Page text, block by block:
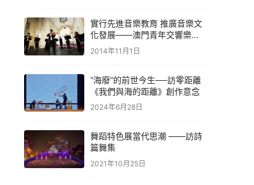
實行先進音樂教育 推廣音樂文
化發展——澳門青年交響樂團
協會
2014年11月1日
“海廢”的前世今生──訪零距離
《我們與海的距離》創作意念
2024年6月28日
舞蹈特色展當代思潮 ——訪詩
篇舞集
2021年10月25日